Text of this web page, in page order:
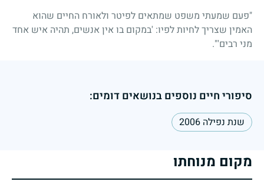
"פעם שמעתי משפט שמתאים לפיטר ולאורח החיים שהוא
האמין שצריך לחיות לפיו: 'במקום בו אין אנשים, תהיה איש אחד
מני רבים'".
סיפורי חיים נוספים בנושאים דומים:
שנת נפילה 2006
מקום מנוחתו